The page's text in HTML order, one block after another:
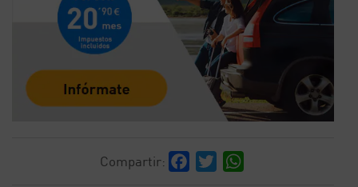
Compartir: Facebook
Twitter